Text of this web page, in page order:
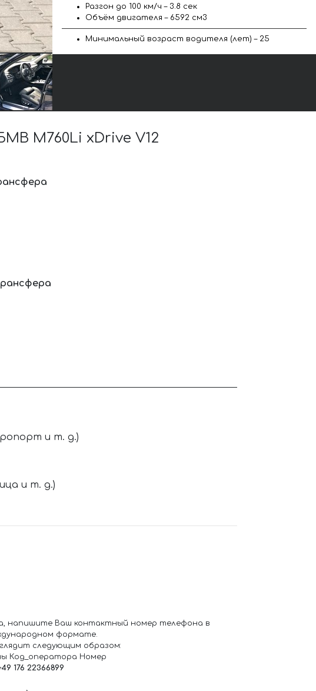
Разгон до 100 км/ч – 3.8 сек
Объём двигателя – 6592 см3
Минимальный возраст водителя (лет) – 25
M760Li xDrive V12
и т. д.)
и т. д.)
напишите Ваш контактный номер телефона в
формате.
следующим образом:
Код_оператора Номер
176 22366899